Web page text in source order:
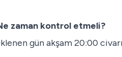
zaman kontrol etmeli?
gün akşam 20:00 civarı